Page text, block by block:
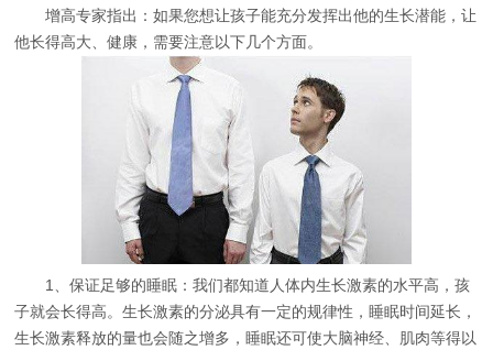
增高专家指出：如果您想让孩子能充分发挥出他的生长潜能，让
他长得高大、健康，需要注意以下几个方面。
1、保证足够的睡眠：我们都知道人体内生长激素的水平高，孩
子就会长得高。生长激素的分泌具有一定的规律性，睡眠时间延长，
生长激素释放的量也会随之增多，睡眠还可使大脑神经、肌肉等得以